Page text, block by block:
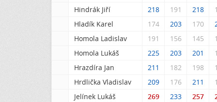
Hindrák Jiří
218 191 218
Hladík Karel
174 203 170
Homola Ladislav
191 156 145
Homola Lukáš
225 203 201
Hrazdíra Jan
211 182 198
Hrdlička Vladislav
209 176 211
Jelínek Lukáš
269 233 257